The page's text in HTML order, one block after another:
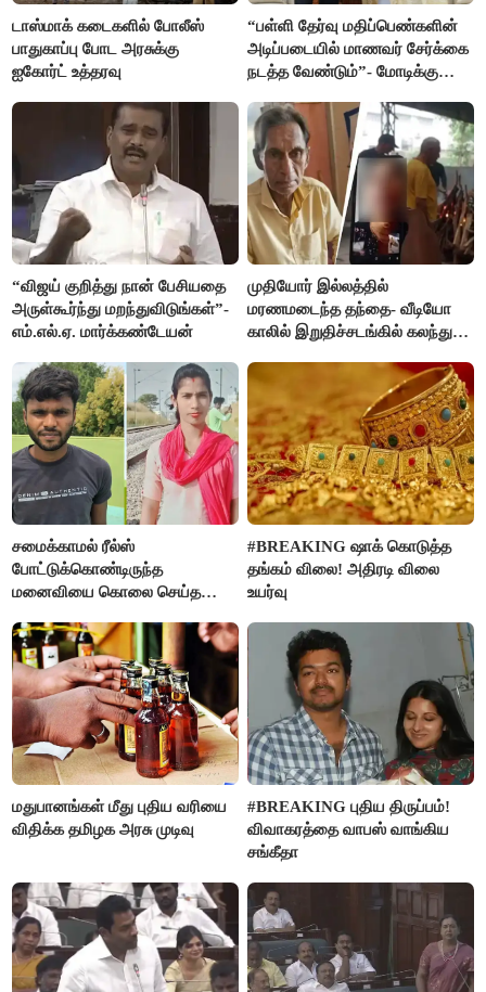
டாஸ்மாக் கடைகளில் போலீஸ்
பாதுகாப்பு போட அரசுக்கு
ஐகோர்ட் உத்தரவு
“பள்ளி தேர்வு மதிப்பெண்களின்
அடிப்படையில் மாணவர் சேர்க்கை
நடத்த வேண்டும்”- மோடிக்கு
“விஜய் குறித்து நான் பேசியதை
அருள்கூர்ந்து மறந்துவிடுங்கள்”-
எம்.எல்.ஏ. மார்க்கண்டேயன்
முதியோர் இல்லத்தில்
மரணமடைந்த தந்தை- வீடியோ
காலில் இறுதிச்சடங்கில் கலந்து
சமைக்காமல் ரீல்ஸ்
போட்டுக்கொண்டிருந்த
மனைவியை கொலை செய்த
#BREAKING ஷாக் கொடுத்த
தங்கம் விலை! அதிரடி விலை
உயர்வு
மதுபானங்கள் மீது புதிய வரியை
விதிக்க தமிழக அரசு முடிவு
#BREAKING புதிய திருப்பம்!
விவாகரத்தை வாபஸ் வாங்கிய
சங்கீதா